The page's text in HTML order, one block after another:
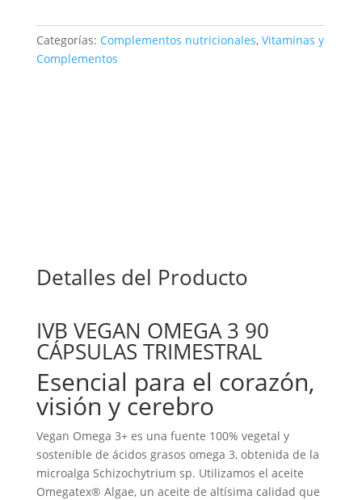
TRIMESTRAL
cantidad
Categorías: Complementos nutricionales, Vitaminas y
Complementos
Detalles del Producto
IVB VEGAN OMEGA 3 90
CÁPSULAS TRIMESTRAL
Esencial para el corazón,
visión y cerebro
Vegan Omega 3+ es una fuente 100% vegetal y
sostenible de ácidos grasos omega 3, obtenida de la
microalga Schizochytrium sp. Utilizamos el aceite
Omegatex® Algae, un aceite de altísima calidad que